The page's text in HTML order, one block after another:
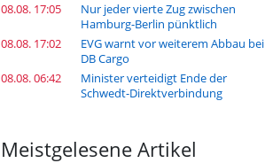
08.08. 17:05
Nur jeder vierte Zug zwischen
Hamburg-Berlin pünktlich
08.08. 17:02
EVG warnt vor weiterem Abbau bei
DB Cargo
08.08. 06:42
Minister verteidigt Ende der
Schwedt-Direktverbindung
Meistgelesene Artikel